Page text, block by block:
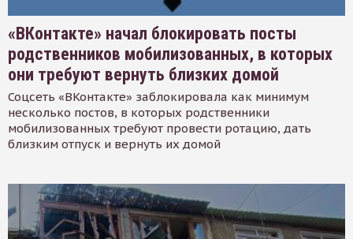
«ВКонтакте» начал блокировать посты
родственников мобилизованных, в которых
они требуют вернуть близких домой
Соцсеть «ВКонтакте» заблокировала как минимум
несколько постов, в которых родственники
мобилизованных требуют провести ротацию, дать
близким отпуск и вернуть их домой